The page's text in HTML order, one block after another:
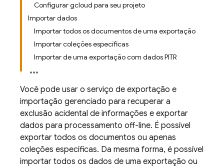
Configurar gcloud para seu projeto
Importar dados
Importar todos os documentos de uma exportação
Importar coleções específicas
Importar de uma exportação com dados PITR
Você pode usar o serviço de exportação e
importação gerenciado para recuperar a
exclusão acidental de informações e exportar
dados para processamento off-line. É possível
exportar todos os documentos ou apenas
coleções específicas. Da mesma forma, é possível
importar todos os dados de uma exportação ou